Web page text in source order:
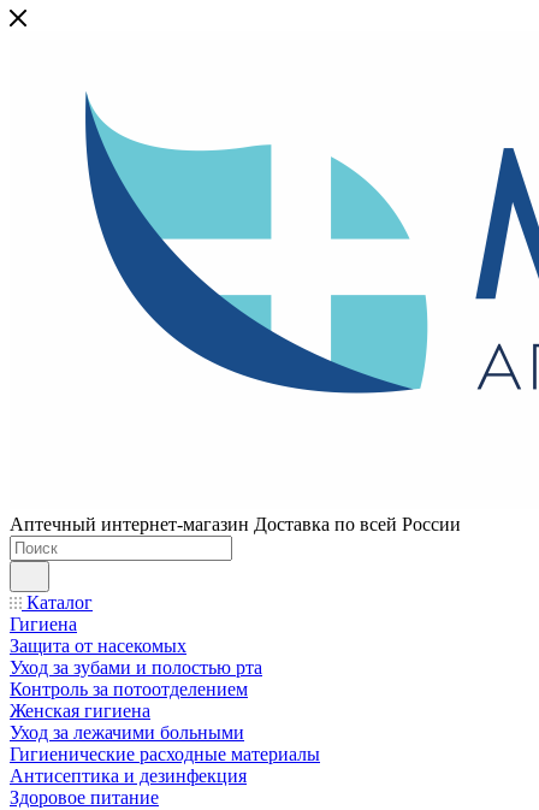
Аптечный интернет-магазин Доставка по всей России
Каталог
Гигиена
Защита от насекомых
Уход за зубами и полостью рта
Контроль за потоотделением
Женская гигиена
Уход за лежачими больными
Гигиенические расходные материалы
Антисептика и дезинфекция
Здоровое питание